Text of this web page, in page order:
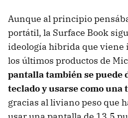
Aunque al principio
portátil, la Surface Book
ideología hibrida que viene
los últimos productos de
pantalla también se puede
teclado y usarse como una
gracias al liviano peso que